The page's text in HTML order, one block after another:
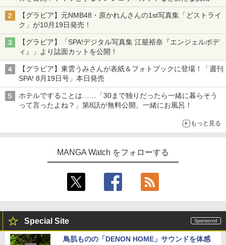
【グラビア】元NMB48・原かれんさんの1st写真集「どストライ
ク」が10月19日発売！
【グラビア】「SPA!デジタル写真集 江籠裕奈『エンジェルボデ
ィ』」より誌面カットを公開！
【グラビア】東雲うみさんが表紙＆フォトブックに登場！「週刊
SPA! 8月19日号」本日発売
ホテルですることは……「30まで独りだったら一緒に暮らそう
って言ったよね？」第8話が無料公開。一緒にお風呂！
もっと見る
MANGA Watch をフォローする
Special Site
鳥肌ものの「DENON HOME」サウンドを体感